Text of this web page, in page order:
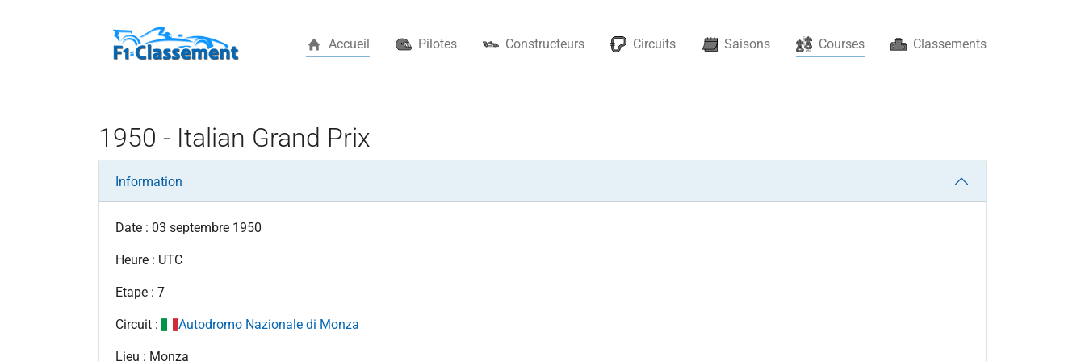
Accueil Pilotes Constructeurs Circuits Saisons Courses(current) Classements
1950 - Italian Grand Prix
Information
Date : 03 septembre 1950
Heure : UTC
Etape : 7
Circuit : Autodromo Nazionale di Monza
Lieu : Monza